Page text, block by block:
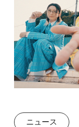
ニュース